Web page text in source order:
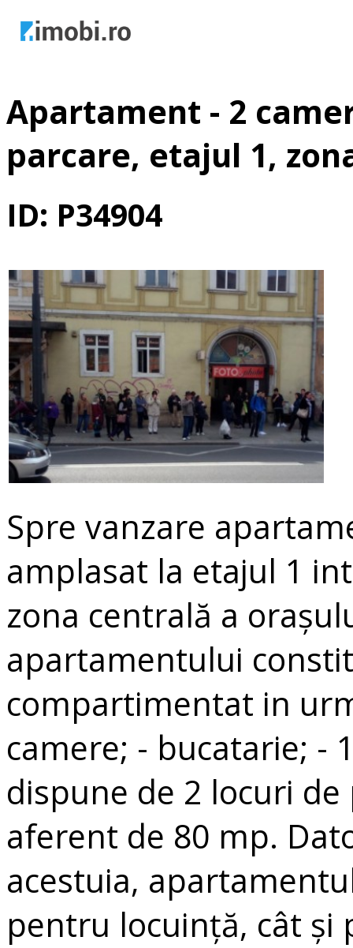
Apartament - 2
parcare, etajul 1,
ID: P34904
Spre vanzare
amplasat la etajul 1
zona centrală a
apartamentului
compartimentat in
camere; - bucatarie; -
dispune de 2 locuri
aferent de 80 mp.
acestuia,
pentru locuință, cât și